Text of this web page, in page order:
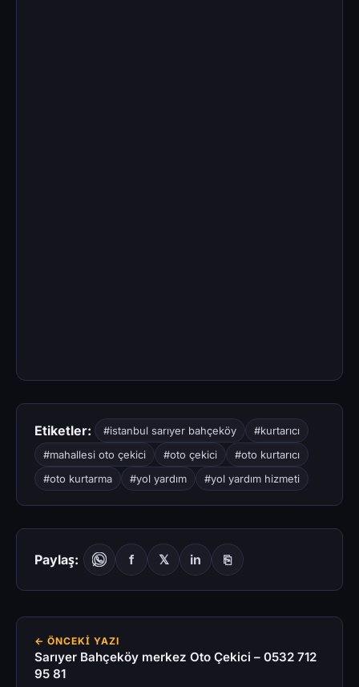
Etiketler: #istanbul sarıyer bahçeköy
#kurtarıcı
#mahallesi oto çekici
#oto çekici
#oto kurtarıcı
#oto kurtarma
#yol yardım #yol yardım hizmeti
Paylaş: f 𝕏 in ⎘
← ÖNCEKI YAZI
Sarıyer Bahçeköy merkez Oto Çekici – 0532 712
95 81